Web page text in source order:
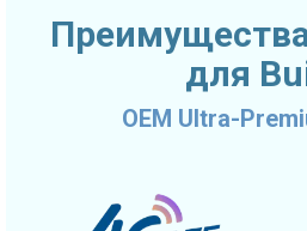
для
OEM Ultra-